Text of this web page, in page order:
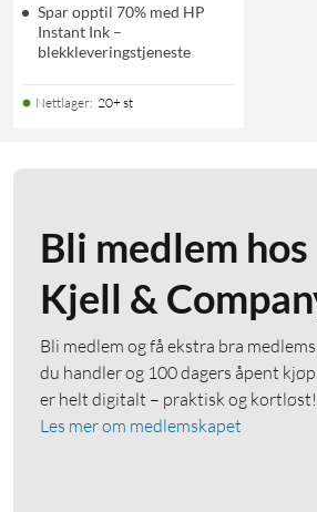
Spar opptil 70% med HP
Instant Ink –
blekkleveringstjeneste
Nettlager: 20+ st
Bli medlem hos
Kjell &
Bli medlem og få ekstra bra
du handler og 100 dagers åpent
er helt digitalt – praktisk og kortløst!
Les mer om medlemskapet